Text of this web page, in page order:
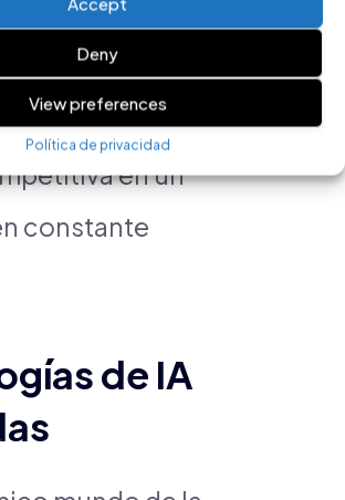
Deny
View preferences
Política de privacidad
la IA no solo mejora
de las campañas,
ofrece una
en un
constante
de IA